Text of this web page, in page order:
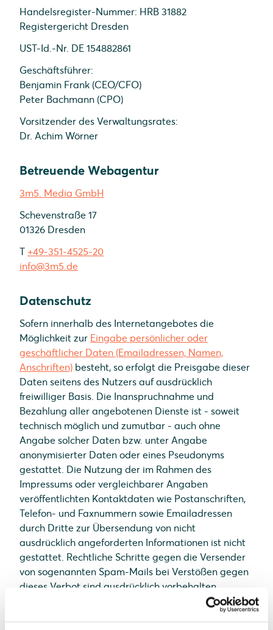
Handelsregister-Nummer: HRB 31882
Registergericht Dresden
UST-Id.-Nr. DE 154882861
Geschäftsführer:
Benjamin Frank (CEO/CFO)
Peter Bachmann (CPO)
Vorsitzender des Verwaltungsrates:
Dr. Achim Wörner
Betreuende Webagentur
3m5. Media GmbH
Schevenstraße 17
01326 Dresden
T +49-351-4525-20
info@3m5.de
Datenschutz
Sofern innerhalb des Internetangebotes die
Möglichkeit zur Eingabe persönlicher oder
geschäftlicher Daten (Emailadressen, Namen,
Anschriften) besteht, so erfolgt die Preisgabe dieser
Daten seitens des Nutzers auf ausdrücklich
freiwilliger Basis. Die Inanspruchnahme und
Bezahlung aller angebotenen Dienste ist - soweit
technisch möglich und zumutbar - auch ohne
Angabe solcher Daten bzw. unter Angabe
anonymisierter Daten oder eines Pseudonyms
gestattet. Die Nutzung der im Rahmen des
Impressums oder vergleichbarer Angaben
veröffentlichten Kontaktdaten wie Postanschriften,
Telefon- und Faxnummern sowie Emailadressen
durch Dritte zur Übersendung von nicht
ausdrücklich angeforderten Informationen ist nicht
gestattet. Rechtliche Schritte gegen die Versender
von sogenannten Spam-Mails bei Verstößen gegen
dieses Verbot sind ausdrücklich vorbehalten.
Hinweis zur Streitschlichtung